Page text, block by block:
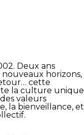
Deux ans
nouveaux horizons,
cette
la culture unique
valeurs
la bienveillance, et